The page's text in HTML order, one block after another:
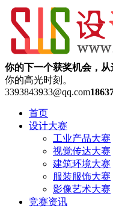
你的下一个获奖机会，从
你的高光时刻。
3393843933@qq.com
首页
设计大赛
工业产品大赛
视觉传达大赛
建筑环境大赛
服装服饰大赛
影像艺术大赛
竞赛资讯